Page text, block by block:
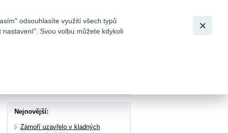
a
Nejnovější:
Zámoří uzavřelo v kladných
odsouhlasíte využití všech typů
Svou volbu můžete kdykoli